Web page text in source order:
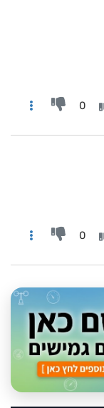
0
0